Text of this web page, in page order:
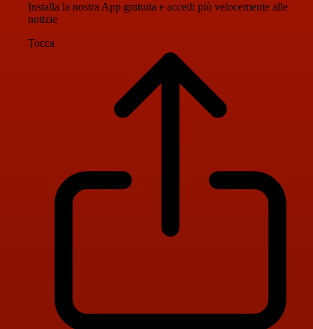
Installa la nostra App gratuita e accedi più velocemente alle
notizie
Tocca